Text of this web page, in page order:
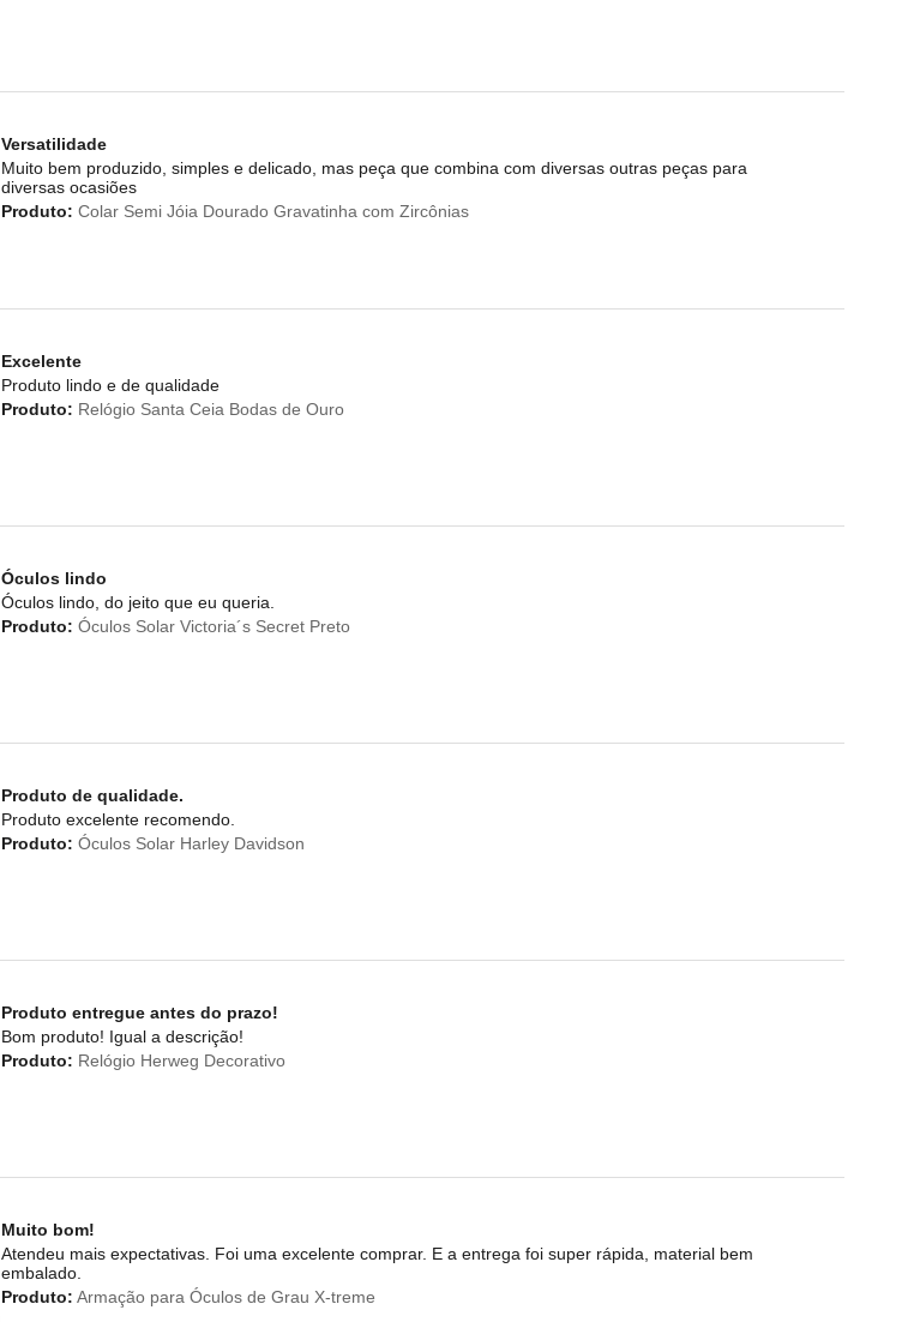
Versatilidade
Muito bem produzido, simples e delicado, mas peça que combina com diversas outras peças para
diversas ocasiões
Produto: Colar Semi Jóia Dourado Gravatinha com Zircônias
Excelente
Produto lindo e de qualidade
Produto: Relógio Santa Ceia Bodas de Ouro
Óculos lindo
Óculos lindo, do jeito que eu queria.
Produto: Óculos Solar Victoria´s Secret Preto
Produto de qualidade.
Produto excelente recomendo.
Produto: Óculos Solar Harley Davidson
Produto entregue antes do prazo!
Bom produto! Igual a descrição!
Produto: Relógio Herweg Decorativo
Muito bom!
Atendeu mais expectativas. Foi uma excelente comprar. E a entrega foi super rápida, material bem
embalado.
Produto: Armação para Óculos de Grau X-treme